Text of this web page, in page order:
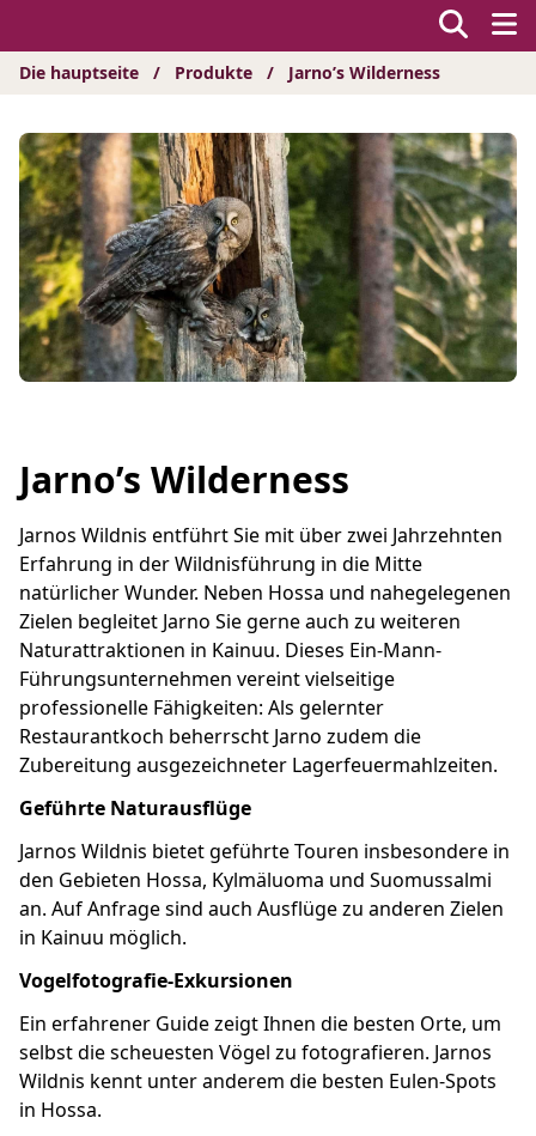
Die hauptseite / Produkte / Jarno’s Wilderness
Jarno’s Wilderness
Jarnos Wildnis entführt Sie mit über zwei Jahrzehnten
Erfahrung in der Wildnisführung in die Mitte
natürlicher Wunder. Neben Hossa und nahegelegenen
Zielen begleitet Jarno Sie gerne auch zu weiteren
Naturattraktionen in Kainuu. Dieses Ein-Mann-
Führungsunternehmen vereint vielseitige
professionelle Fähigkeiten: Als gelernter
Restaurantkoch beherrscht Jarno zudem die
Zubereitung ausgezeichneter Lagerfeuermahlzeiten.
Geführte Naturausflüge
Jarnos Wildnis bietet geführte Touren insbesondere in
den Gebieten Hossa, Kylmäluoma und Suomussalmi
an. Auf Anfrage sind auch Ausflüge zu anderen Zielen
in Kainuu möglich.
Vogelfotografie-Exkursionen
Ein erfahrener Guide zeigt Ihnen die besten Orte, um
selbst die scheuesten Vögel zu fotografieren. Jarnos
Wildnis kennt unter anderem die besten Eulen-Spots
in Hossa.